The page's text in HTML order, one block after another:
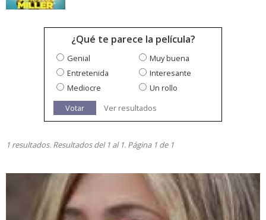
¿Qué te parece la película?
Genial
Muy buena
Entretenida
Interesante
Mediocre
Un rollo
Votar
Ver resultados
1 resultados. Resultados del 1 al 1. Página 1 de 1